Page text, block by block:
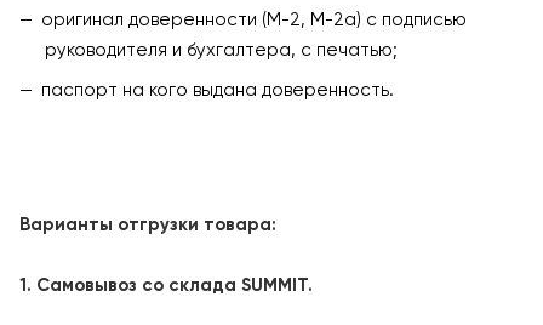
оригинал доверенности (М-2, М-2а) с подписью
руководителя и бухгалтера, с печатью;
паспорт на кого выдана доверенность.
Варианты отгрузки товара:
1. Самовывоз со склада SUMMIT.